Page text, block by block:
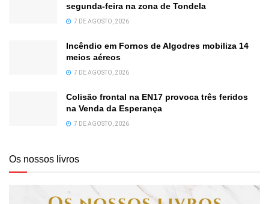
segunda-feira na zona de Tondela
7 DE AGOSTO, 2026
Incêndio em Fornos de Algodres mobiliza 14
meios aéreos
7 DE AGOSTO, 2026
Colisão frontal na EN17 provoca três feridos
na Venda da Esperança
7 DE AGOSTO, 2026
Os nossos livros